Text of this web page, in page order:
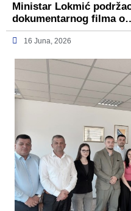
Ministar Lokmić
dokumentarnog filma
16 Juna, 2026